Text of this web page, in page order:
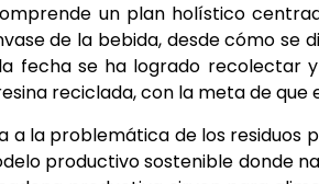
un plan holístico
de la bebida, desde cómo se
fecha se ha logrado recolectar
reciclada, con la meta de que
a la problemática de los
productivo sostenible donde